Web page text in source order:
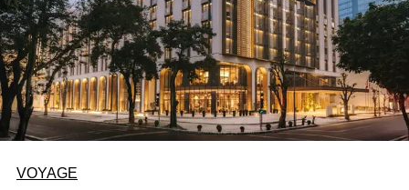
VOYAGE